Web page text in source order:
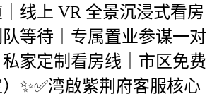
线上 VR 全景沉浸式看房
队等待｜专属置业参谋一对
家定制看房线｜市区免费
✨✅湾啟紫荆府客服核心